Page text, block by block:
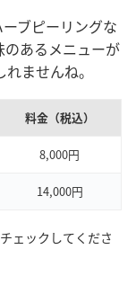
ブピーリングな
のあるメニューが
ませんね。
料金（税込）
8,000円
14,000円
ェックしてくださ